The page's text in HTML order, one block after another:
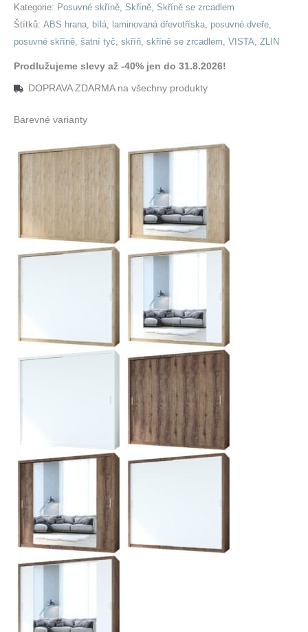
Kategorie: Posuvné skříně, Skříně, Skříně se zrcadlem
Štítků: ABS hrana, bílá, laminovaná dřevotříska, posuvné dveře,
posuvné skříně, šatní tyč, skříň, skříně se zrcadlem, VISTA, ZLIN
Prodlužujeme slevy až -40% jen do 31.8.2026!
DOPRAVA ZDARMA na všechny produkty
Barevné varianty